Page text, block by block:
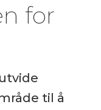
for
til å